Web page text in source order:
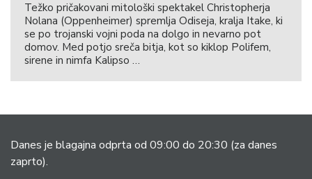
Težko pričakovani mitološki spektakel Christopherja
Nolana (Oppenheimer) spremlja Odiseja, kralja Itake, ki
se po trojanski vojni poda na dolgo in nevarno pot
domov. Med potjo sreča bitja, kot so kiklop Polifem,
sirene in nimfa Kalipso …
Danes je blagajna odprta od 09:00 do 20:30 (za danes
zaprto).